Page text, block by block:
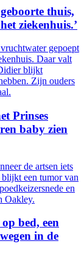
thuis,
ziekenhuis.’
gepoept
Daar valt
blijkt
Zijn ouders
Prinses
baby zien
de artsen iets
een tumor van
en
Oakley.
bed, een
in de